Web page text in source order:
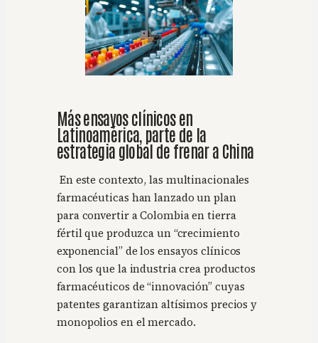
Más ensayos clínicos en
Latinoamérica, parte de la
estrategia global de frenar a China
En este contexto, las multinacionales
farmacéuticas han lanzado un plan
para convertir a Colombia en tierra
fértil que produzca un “crecimiento
exponencial” de los ensayos clínicos
con los que la industria crea productos
farmacéuticos de “innovación” cuyas
patentes garantizan altísimos precios y
monopolios en el mercado.